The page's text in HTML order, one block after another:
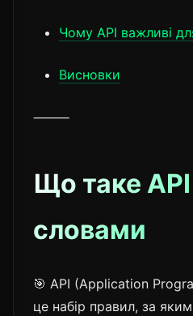
Чому API важливі
Висновки
⸻
Що таке
словами
🎯 API (Application
це набір правил, за